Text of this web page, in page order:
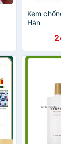
Kem
Hàn